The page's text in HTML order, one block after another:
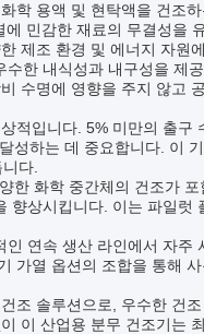
학 용액 및 현탁액을 건조
민감한 재료의 무결성을
제조 환경 및 에너지 자원
한 내식성과 내구성을 제
수명에 영향을 주지 않고
적입니다. 5% 미만의 출구
성하는 데 중요합니다. 이
다.
한 화학 중간체의 건조가
상시킵니다. 이는 파일럿
연속 생산 라인에서 자주
가열 옵션의 조합을 통해
조 솔루션으로, 우수한 건
이 산업용 분무 건조기는